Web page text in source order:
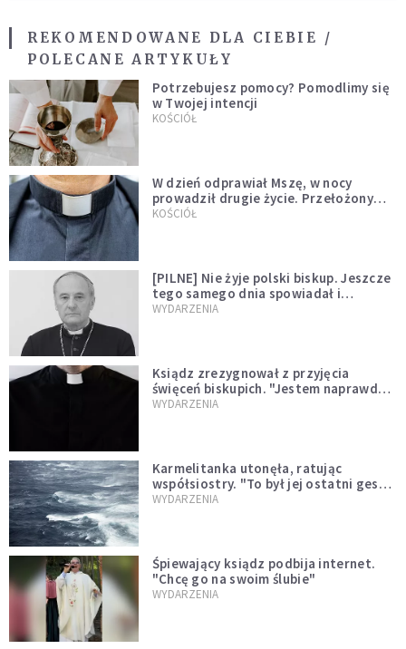
REKOMENDOWANE DLA CIEBIE /
POLECANE ARTYKUŁY
Potrzebujesz pomocy? Pomodlimy się
w Twojej intencji
KOŚCIÓŁ
W dzień odprawiał Mszę, w nocy
prowadził drugie życie. Przełożony
kazał mu opuścić zakon
KOŚCIÓŁ
[PILNE] Nie żyje polski biskup. Jeszcze
tego samego dnia spowiadał i
sprawował Mszę świętą
WYDARZENIA
Ksiądz zrezygnował z przyjęcia
święceń biskupich. "Jestem naprawdę
niegodny"
WYDARZENIA
Karmelitanka utonęła, ratując
współsiostry. "To był jej ostatni gest
miłości"
WYDARZENIA
Śpiewający ksiądz podbija internet.
"Chcę go na swoim ślubie"
WYDARZENIA